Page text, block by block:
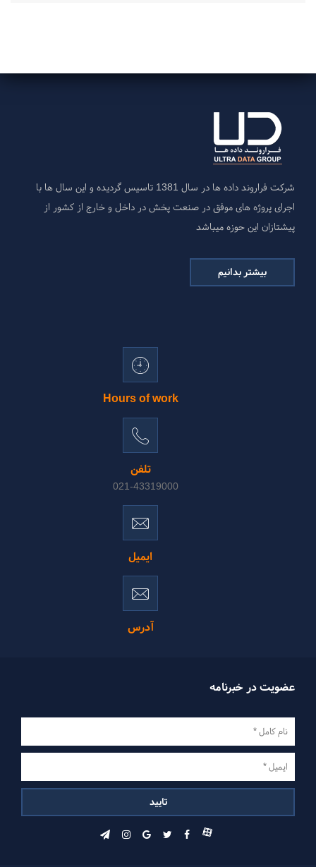
شرکت فراروند داده ها در سال 1381 تاسیس گردیده و این سال ها با
اجرای پروژه های موفق در صنعت پخش در داخل و خارج از کشور از
پیشتازان این حوزه میباشد
بیشتر بدانیم
Hours of work
تلفن
021-43319000
ایمیل
آدرس
عضویت در خبرنامه